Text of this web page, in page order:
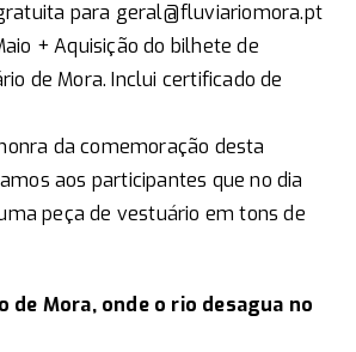
para geral@fluviariomora.pt
+ Aquisição do bilhete de
de Mora. Inclui certificado de
da comemoração desta
aos participantes que no dia
peça de vestuário em tons de
de Mora, onde o rio desagua no